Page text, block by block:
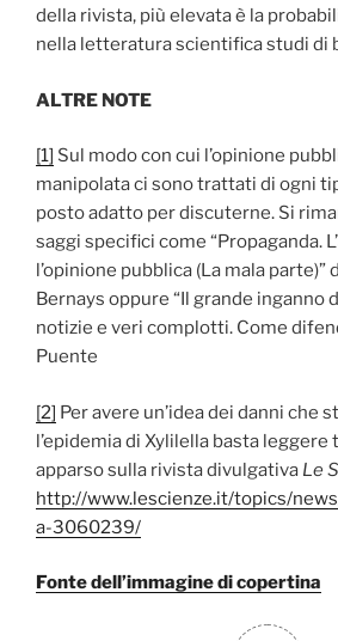
della rivista, più elevata è la
nella letteratura scientifica studi di
ALTRE NOTE
[1] Sul modo con cui l’opinione
manipolata ci sono trattati di ogni
posto adatto per discuterne. Si
saggi specifici come “Propaganda.
l’opinione pubblica (La mala parte)”
Bernays oppure “Il grande inganno
notizie e veri complotti. Come
Puente
[2] Per avere un’idea dei danni che
l’epidemia di Xylilella basta
apparso sulla rivista divulgativa Le
http://www.lescienze.it/topics/
a-3060239/
Fonte dell’immagine di copertina